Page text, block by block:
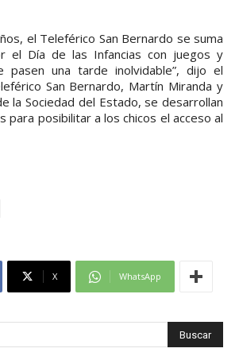
el Teleférico San Bernardo se suma
el Día de las Infancias con juegos y
pasen una tarde inolvidable”, dijo el
San Bernardo, Martín Miranda y
la Sociedad del Estado, se desarrollan
para posibilitar a los chicos el acceso al
X WhatsApp